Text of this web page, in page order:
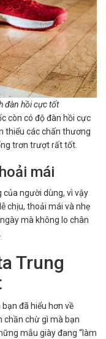
đàn hồi cực tốt
còn có độ đàn hồi cực
thiểu các chấn thương
trơn trượt rất tốt.
mái
người dùng, vì vậy
chịu, thoải mái và nhẹ
mà không lo chân
Trung
đã hiểu hơn về
chần chừ gì mà bạn
mẫu giày đang “làm